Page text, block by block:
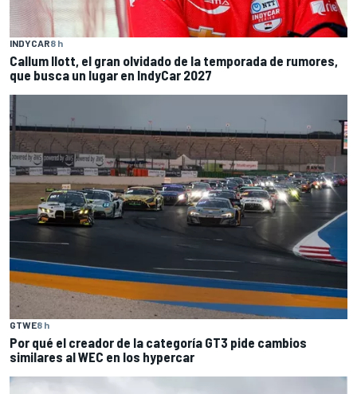
INDYCAR8 h
Callum Ilott, el gran olvidado de la temporada de rumores,
que busca un lugar en IndyCar 2027
GTWE8 h
Por qué el creador de la categoría GT3 pide cambios
similares al WEC en los hypercar